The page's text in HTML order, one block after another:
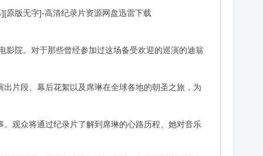
原版无字]-高清纪录片资源网盘迅雷下载
影院。对于那些曾经参加过这场备受欢迎的巡演的迪翁
片段、幕后花絮以及席琳在全球各地的朝圣之旅，为
。观众将通过纪录片了解到席琳的心路历程、她对音乐